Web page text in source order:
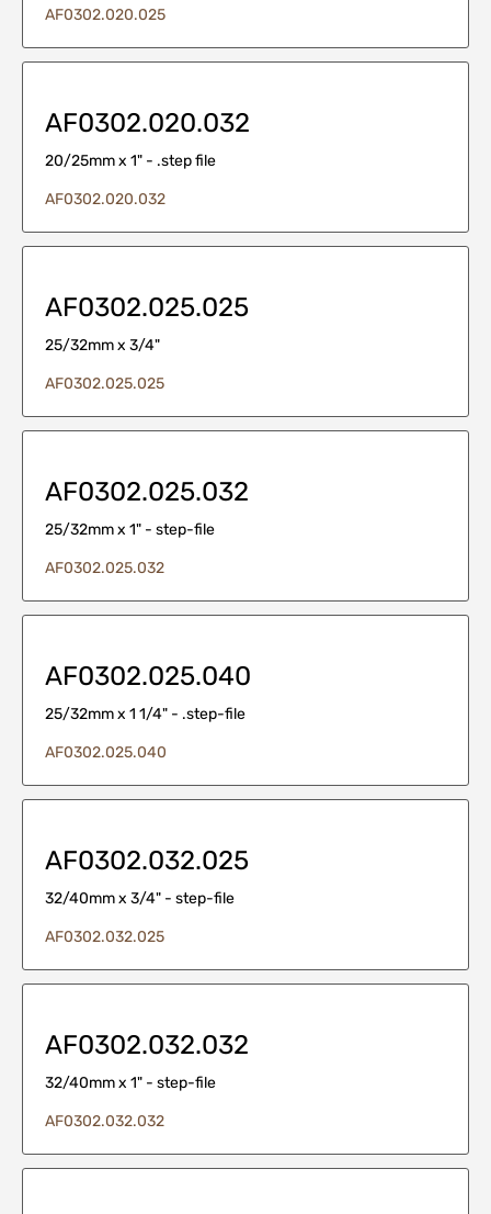
AF0302.020.025
AF0302.020.032
20/25mm x 1" - .step file
AF0302.020.032
AF0302.025.025
25/32mm x 3/4"
AF0302.025.025
AF0302.025.032
25/32mm x 1" - step-file
AF0302.025.032
AF0302.025.040
25/32mm x 1 1/4" - .step-file
AF0302.025.040
AF0302.032.025
32/40mm x 3/4" - step-file
AF0302.032.025
AF0302.032.032
32/40mm x 1" - step-file
AF0302.032.032